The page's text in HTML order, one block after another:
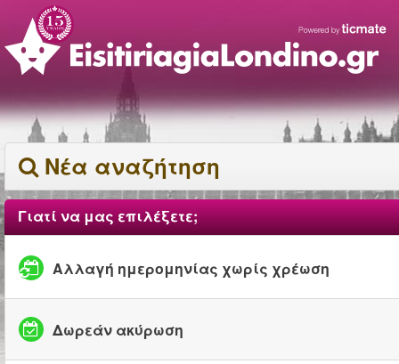
Νέα αναζήτηση
Γιατί να μας επιλέξετε;
Αλλαγή ημερομηνίας χωρίς χρέωση
Δωρεάν ακύρωση